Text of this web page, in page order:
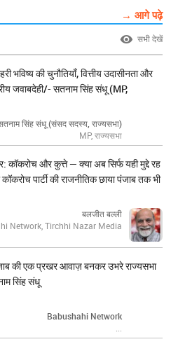
→ आगे पढ़े
सभी देखें
भविष्य की चुनौतियाँ, वित्तीय उदासीनता और
जवाबदेही/- सतनाम सिंह संधू (MP,
सिंह संधू (संसद सदस्य, राज्यसभा)
MP, राज्यसभा
कॉकरोच और कुत्ते — क्या अब सिर्फ यही मुद्दे रह
पार्टी की राजनीतिक छाया पंजाब तक भी
बलजीत बल्ली
Network, Tirchhi Nazar Media
की एक प्रखर आवाज़ बनकर उभरे राज्यसभा
सिंह संधू
Babushahi Network
...